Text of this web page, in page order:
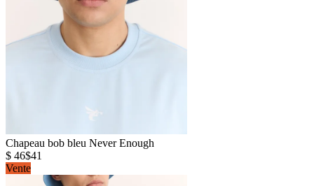
Chapeau bob bleu Never Enough
$ 46$41
Vente